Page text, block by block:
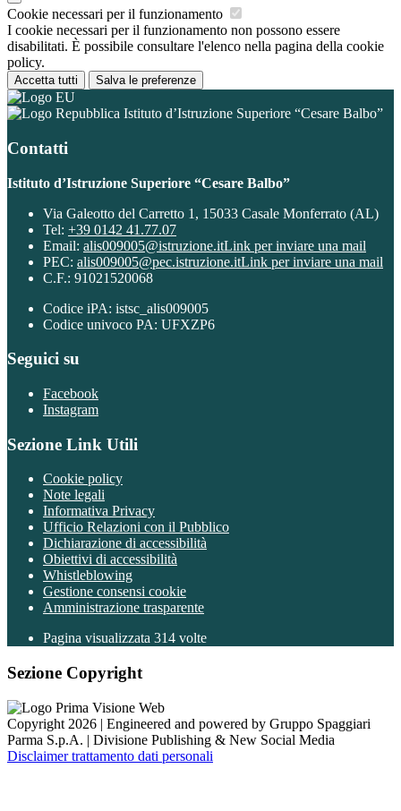
Cookie necessari per il funzionamento
I cookie necessari per il funzionamento non possono essere
disabilitati. È possibile consultare l'elenco nella pagina della cookie
policy.
Accetta tutti Salva le preferenze
Istituto d’Istruzione Superiore “Cesare Balbo”
Contatti
Istituto d’Istruzione Superiore “Cesare Balbo”
Via Galeotto del Carretto 1, 15033 Casale Monferrato (AL)
Tel: +39 0142 41.77.07
Email: alis009005@istruzione.itLink per inviare una mail
PEC: alis009005@pec.istruzione.itLink per inviare una mail
C.F.: 91021520068
Codice iPA: istsc_alis009005
Codice univoco PA: UFXZP6
Seguici su
Facebook
Instagram
Sezione Link Utili
Cookie policy
Note legali
Informativa Privacy
Ufficio Relazioni con il Pubblico
Dichiarazione di accessibilità
Obiettivi di accessibilità
Whistleblowing
Gestione consensi cookie
Amministrazione trasparente
Pagina visualizzata 314 volte
Sezione Copyright
Copyright 2026 | Engineered and powered by Gruppo Spaggiari
Parma S.p.A. | Divisione Publishing & New Social Media
Disclaimer trattamento dati personali